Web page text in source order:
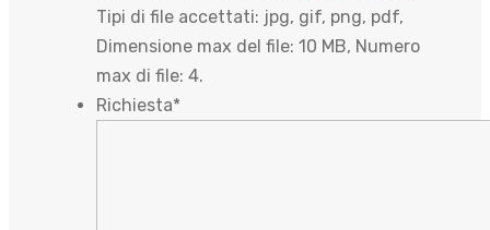
Tipi di file accettati: jpg, gif, png, pdf,
Dimensione max del file: 10 MB, Numero
max di file: 4.
Richiesta*